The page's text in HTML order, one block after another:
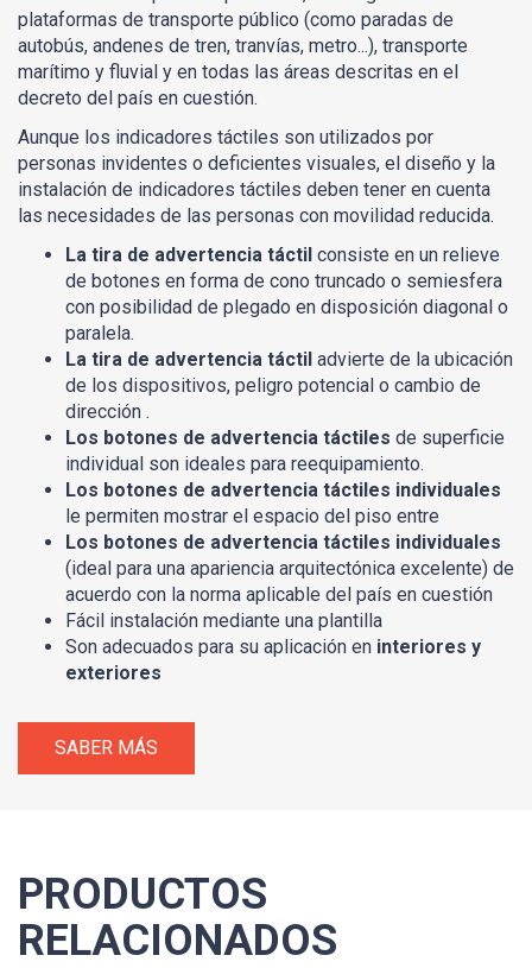
plataformas de transporte público (como paradas de
autobús, andenes de tren, tranvías, metro...), transporte
marítimo y fluvial y en todas las áreas descritas en el
decreto del país en cuestión.
Aunque los indicadores táctiles son utilizados por
personas invidentes o deficientes visuales, el diseño y la
instalación de indicadores táctiles deben tener en cuenta
las necesidades de las personas con movilidad reducida.
La tira de advertencia táctil consiste en un relieve
de botones en forma de cono truncado o semiesfera
con posibilidad de plegado en disposición diagonal o
paralela.
La tira de advertencia táctil advierte de la ubicación
de los dispositivos, peligro potencial o cambio de
dirección .
Los botones de advertencia táctiles de superficie
individual son ideales para reequipamiento.
Los botones de advertencia táctiles individuales
le permiten mostrar el espacio del piso entre
Los botones de advertencia táctiles individuales
(ideal para una apariencia arquitectónica excelente) de
acuerdo con la norma aplicable del país en cuestión
Fácil instalación mediante una plantilla
Son adecuados para su aplicación en interiores y
exteriores
SABER MÁS
PRODUCTOS
RELACIONADOS